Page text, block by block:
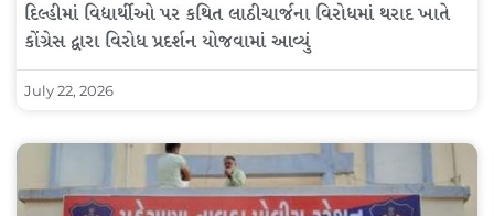
દિલ્હીમાં વિદ્યાર્થીઓ પર કથિત લાઠીચાર્જના વિરોધમાં થરાદ ખાતે
કોંગ્રેસ દ્વારા વિરોધ પ્રદર્શન યોજવામાં આવ્યું
July 22, 2026